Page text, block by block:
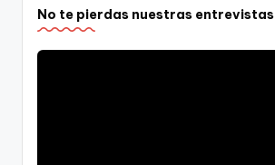
No te pierdas nuestras entrevistas